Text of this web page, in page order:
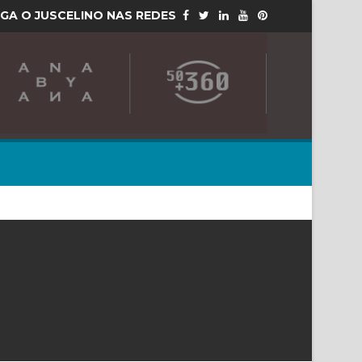
O JUSCELINO NAS REDES